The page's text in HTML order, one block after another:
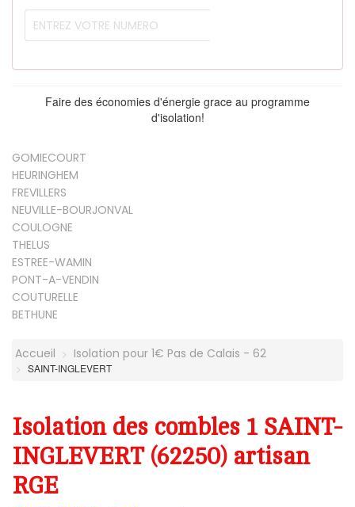
Faire des économies d'énergie grace au programme
d'isolation!
GOMIECOURT
HEURINGHEM
FREVILLERS
NEUVILLE-BOURJONVAL
COULOGNE
THELUS
ESTREE-WAMIN
PONT-A-VENDIN
COUTURELLE
BETHUNE
Accueil Isolation pour 1€ Pas de Calais - 62
SAINT-INGLEVERT
Isolation des combles 1 SAINT-
INGLEVERT (62250) artisan
RGE